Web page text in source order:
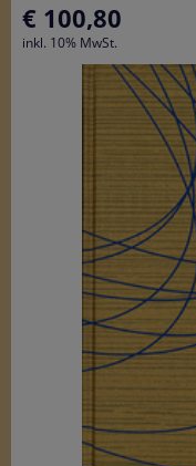
€ 100,80
inkl. 10% MwSt.